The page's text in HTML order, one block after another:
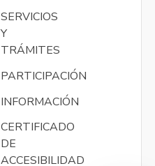
SERVICIOS
Y
TRÁMITES
PARTICIPACIÓN
INFORMACIÓN
CERTIFICADO
DE
ACCESIBILIDAD